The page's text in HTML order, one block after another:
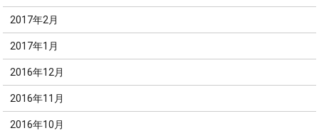
2017年2月
2017年1月
2016年12月
2016年11月
2016年10月